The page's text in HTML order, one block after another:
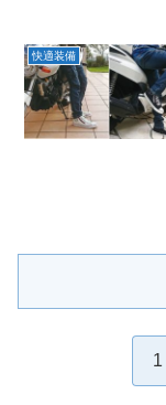
快適装備
1